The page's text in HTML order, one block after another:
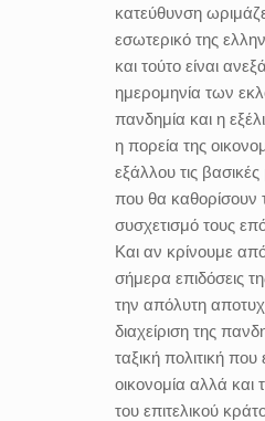
κατεύθυνση
εσωτερικό της
και τούτο είναι
ημερομηνία των
πανδημία και η
η πορεία της
εξάλλου τις
που θα καθορίσουν
συσχετισμό τους
Και αν κρίνουμε από
σήμερα επιδόσεις
την απόλυτη
διαχείριση της
ταξική πολιτική
οικονομία αλλά και
του επιτελικού